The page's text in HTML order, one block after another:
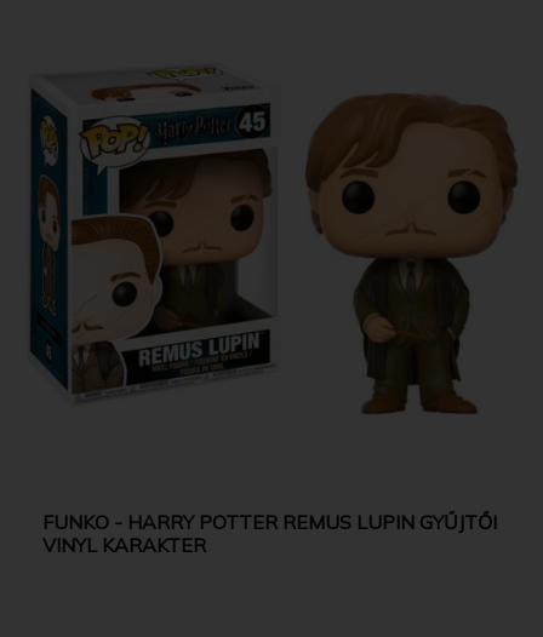
FUNKO - HARRY POTTER REMUS LUPIN GYŰJTŐI
VINYL KARAKTER